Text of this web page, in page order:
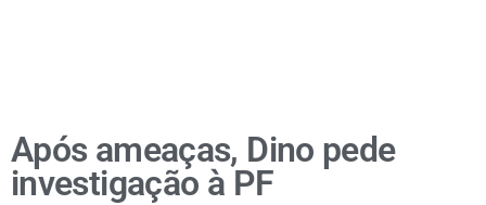
Após ameaças, Dino pede
investigação à PF